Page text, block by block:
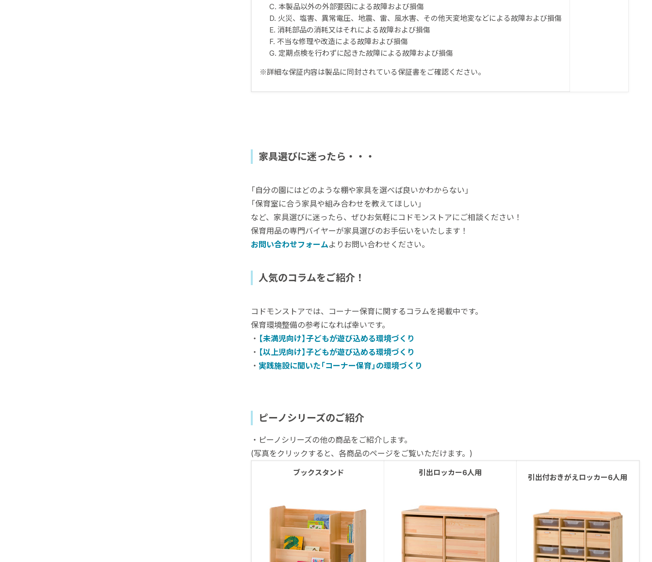
C. 本製品以外の外部要因による故障および損傷
D. 火災、塩害、異常電圧、地震、雷、風水害、その他天変地変などによる故障および損傷
E. 消耗部品の消耗又はそれによる故障および損傷
F. 不当な修理や改造による故障および損傷
G. 定期点検を行わずに起きた故障による故障および損傷
※詳細な保証内容は製品に同封されている保証書をご確認ください。
家具選びに迷ったら・・・
「自分の園にはどのような棚や家具を選べば良いかわからない」
「保育室に合う家具や組み合わせを教えてほしい」
など、家具選びに迷ったら、ぜひお気軽にコドモンストアにご相談ください！
保育用品の専門バイヤーが家具選びのお手伝いをいたします！
お問い合わせフォームよりお問い合わせください。
人気のコラムをご紹介！
コドモンストアでは、コーナー保育に関するコラムを掲載中です。
保育環境整備の参考になれば幸いです。
・ 【未満児向け】子どもが遊び込める環境づくり
・ 【以上児向け】子どもが遊び込める環境づくり
・ 実践施設に聞いた「コーナー保育」の環境づくり
ピーノシリーズのご紹介
・ピーノシリーズの他の商品をご紹介します。
(写真をクリックすると、各商品のページをご覧いただけます。)
ブックスタンド 引出ロッカー6人用
引出付おきがえロッカー6人用